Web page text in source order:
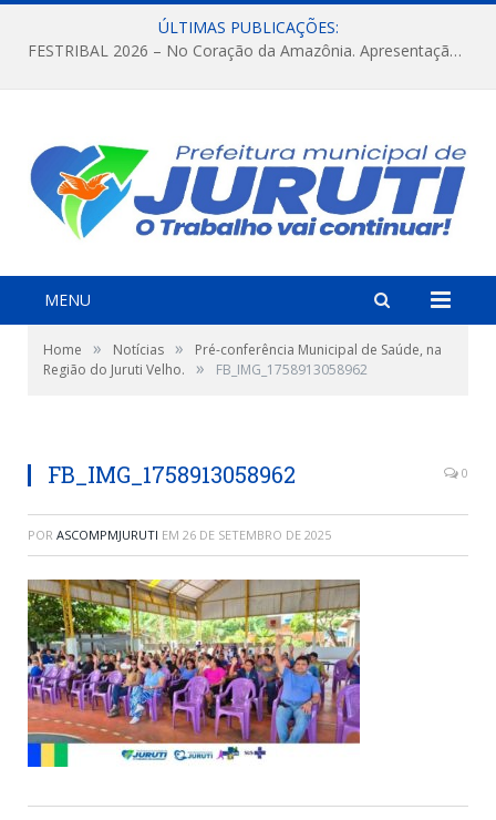
ÚLTIMAS PUBLICAÇÕES:
FESTRIBAL 2026 – No Coração da Amazônia. Apresentação da Munduruku.
MENU
Home » Notícias »
Pré-conferência Municipal de Saúde, na
Região do Juruti Velho.
» FB_IMG_1758913058962
FB_IMG_1758913058962 0
POR ASCOMPMJURUTI EM 26 DE SETEMBRO DE 2025